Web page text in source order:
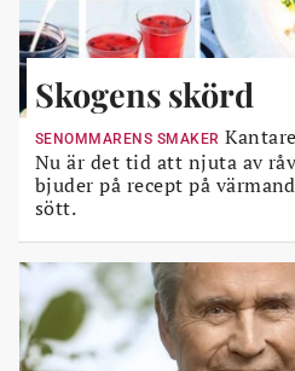
Skogens skörd
SENOMMARENS SMAKER
Nu är det tid att njuta av
bjuder på recept på
sött.